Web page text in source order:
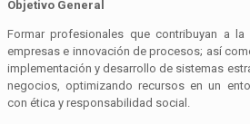
Objetivo General
Formar profesionales que contribuyan a
empresas e innovación de procesos; así
implementación y desarrollo de sistemas
negocios, optimizando recursos en un
con ética y responsabilidad social.